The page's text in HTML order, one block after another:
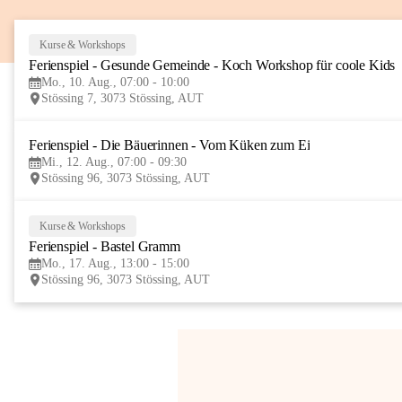
Kurse & Workshops
Ferienspiel - Gesunde Gemeinde - Koch Workshop für coole Kids
Mo., 10. Aug., 07:00 - 10:00
Stössing 7, 3073 Stössing, AUT
Ferienspiel - Die Bäuerinnen - Vom Küken zum Ei
Mi., 12. Aug., 07:00 - 09:30
Stössing 96, 3073 Stössing, AUT
Kurse & Workshops
Ferienspiel - Bastel Gramm
Mo., 17. Aug., 13:00 - 15:00
Stössing 96, 3073 Stössing, AUT